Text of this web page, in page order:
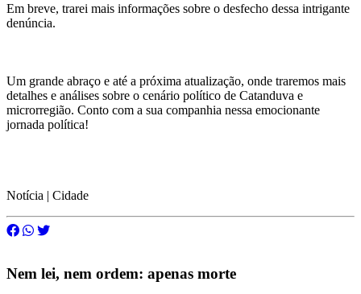
Em breve, trarei mais informações sobre o desfecho dessa intrigante
denúncia.
Um grande abraço e até a próxima atualização, onde traremos mais
detalhes e análises sobre o cenário político de Catanduva e
microrregião. Conto com a sua companhia nessa emocionante
jornada política!
Notícia | Cidade
Nem lei, nem ordem: apenas morte